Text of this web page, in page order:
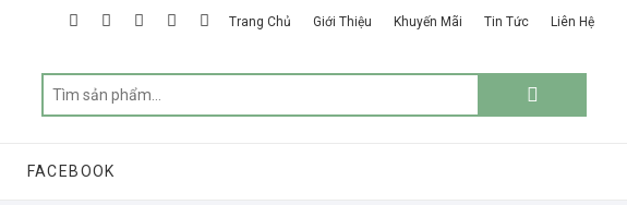
facebook
twittergoogleinstagram
linkedin
Trang Chủ Giới Thiệu Khuyến Mãi Tin Tức Liên Hệ
FACEBOOK